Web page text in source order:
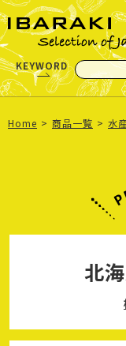
KEYWORD
Home 商品一覧 水
北